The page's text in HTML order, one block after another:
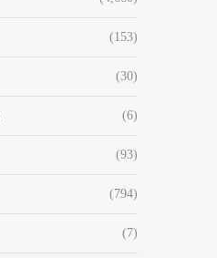
(153)
(30)
(6)
(93)
(794)
(7)